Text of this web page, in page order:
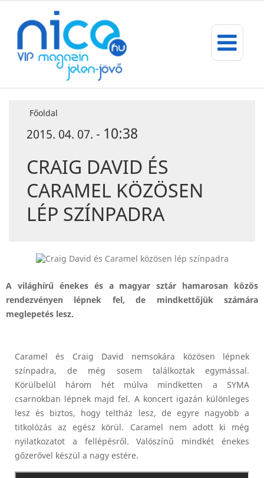
Főoldal
2015. 04. 07. - 10:38
CRAIG DAVID ÉS
CARAMEL KÖZÖSEN
LÉP SZÍNPADRA
A világhírű énekes és a magyar sztár hamarosan közös
rendezvényen lépnek fel, de mindkettőjük számára
meglepetés lesz.
Caramel és Craig David nemsokára közösen lépnek
színpadra, de még sosem találkoztak egymással.
Körülbelül három hét múlva mindketten a SYMA
csarnokban lépnek majd fel. A koncert igazán különleges
lesz és biztos, hogy teltház lesz, de egyre nagyobb a
titkolózás az egész körül. Caramel nem adott ki még
nyilatkozatot a fellépésről. Valószínű mindkét énekes
gőzerővel készül a nagy estére.